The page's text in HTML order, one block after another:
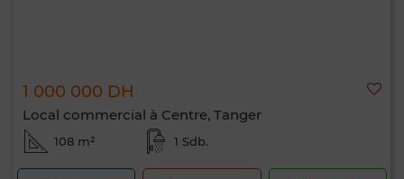
1 000 000 DH
Local commercial à Centre, Tanger
108 m² 1 Sdb.